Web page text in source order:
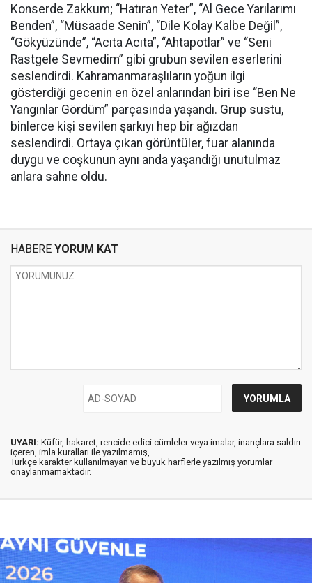
Konserde Zakkum; “Hatıran Yeter”, “Al Gece Yarılarımı
Benden”, “Müsaade Senin”, “Dile Kolay Kalbe Değil”,
“Gökyüzünde”, “Acıta Acıta”, “Ahtapotlar” ve “Seni
Rastgele Sevmedim” gibi grubun sevilen eserlerini
seslendirdi. Kahramanmaraşlıların yoğun ilgi
gösterdiği gecenin en özel anlarından biri ise “Ben Ne
Yangınlar Gördüm” parçasında yaşandı. Grup sustu,
binlerce kişi sevilen şarkıyı hep bir ağızdan
seslendirdi. Ortaya çıkan görüntüler, fuar alanında
duygu ve coşkunun aynı anda yaşandığı unutulmaz
anlara sahne oldu.
HABERE YORUM KAT
UYARI: Küfür, hakaret, rencide edici cümleler veya imalar, inançlara saldırı
içeren, imla kuralları ile yazılmamış,
Türkçe karakter kullanılmayan ve büyük harflerle yazılmış yorumlar
onaylanmamaktadır.